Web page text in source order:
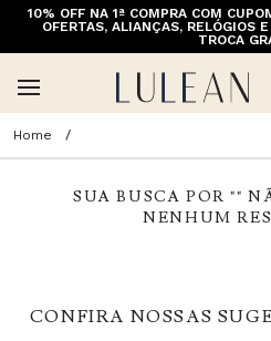
10% OFF NA 1ª COMPRA COM
OFERTAS, ALIANÇAS, RELÓGIOS
TROCA
SUA BUSCA POR ""
NENHUM
CONFIRA NOSSAS